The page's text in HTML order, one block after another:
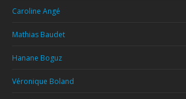
Caroline Angé
Mathias Baudet
Hanane Boguz
Véronique Boland